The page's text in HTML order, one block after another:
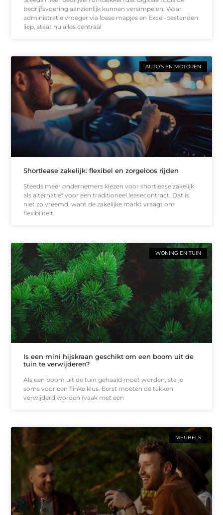
bedrijfsvoering aanzienlijk kunnen versimpelen. Waar
administratie vroeger via losse mapjes en Excel-bestanden
liep, staat nu alles centraal
AUTO’S EN MOTOREN
Shortlease zakelijk: flexibel en zorgeloos rijden
Steeds meer ondernemers kiezen voor shortlease zakelijk
als alternatief voor een traditioneel leasecontract. Dat is
niet zo vreemd, want de zakelijke markt vraagt om
flexibiliteit.
WONING EN TUIN
Is een mini hijskraan geschikt om een boom uit de
tuin te verwijderen?
Als een boom uit de tuin gehaald moet worden, sta je
soms voor een flinke klus. Eerst moeten de takken
verwijderd worden (vaak met een
MEUBELS